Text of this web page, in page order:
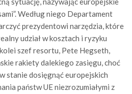
Według niego Departament
prezydentowi narzędzia, które
udział w kosztach i ryzyku
szef resortu, Pete Hegseth,
rakiety dalekiego zasięgu, choć
stanie dosięgnąć europejskich
państw UE niezrozumiałymi z